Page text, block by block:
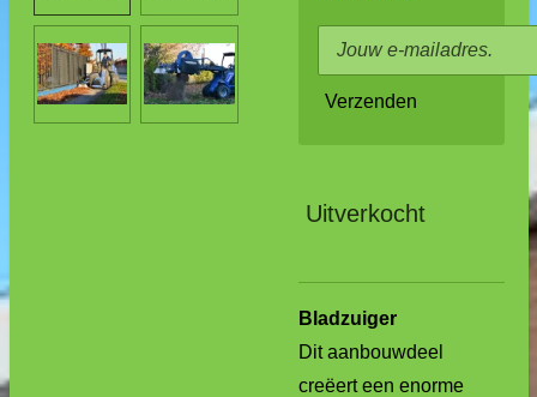
Verzenden
Uitverkocht
Bladzuiger
Dit aanbouwdeel
creëert een enorme